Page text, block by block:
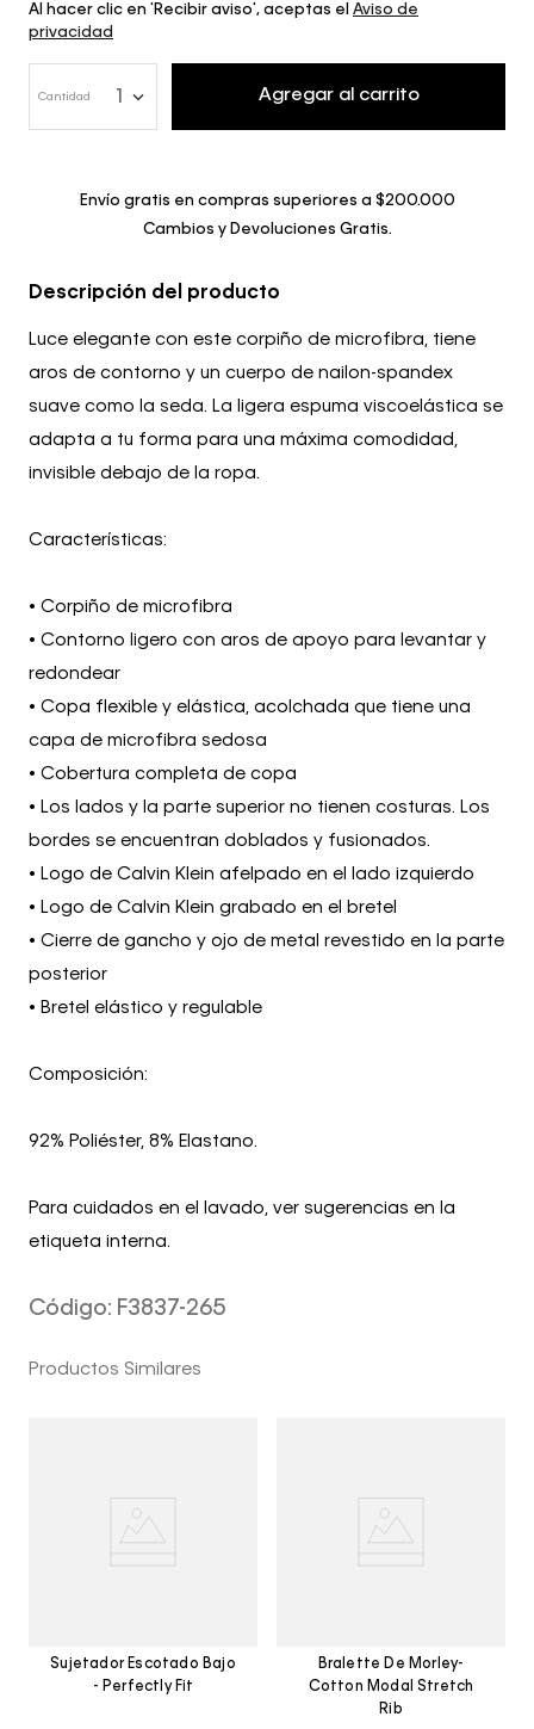
Al hacer clic en 'Recibir aviso', aceptas el Aviso de
privacidad
Cantidad 1 Agregar al carrito
Envío gratis en compras superiores a $200.000
Cambios y Devoluciones Gratis.
Descripción del producto
Luce elegante con este corpiño de microfibra, tiene
aros de contorno y un cuerpo de nailon-spandex
suave como la seda. La ligera espuma viscoelástica se
adapta a tu forma para una máxima comodidad,
invisible debajo de la ropa.
Características:
• Corpiño de microfibra
• Contorno ligero con aros de apoyo para levantar y
redondear
• Copa flexible y elástica, acolchada que tiene una
capa de microfibra sedosa
• Cobertura completa de copa
• Los lados y la parte superior no tienen costuras. Los
bordes se encuentran doblados y fusionados.
• Logo de Calvin Klein afelpado en el lado izquierdo
• Logo de Calvin Klein grabado en el bretel
• Cierre de gancho y ojo de metal revestido en la parte
posterior
• Bretel elástico y regulable
Composición:
92% Poliéster, 8% Elastano.
Para cuidados en el lavado, ver sugerencias en la
etiqueta interna.
Código: F3837-265
Productos Similares
Sujetador Escotado Bajo
- Perfectly Fit
Bralette De Morley-
Cotton Modal Stretch
Rib